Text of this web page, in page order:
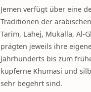
Jemen verfügt über eine
Traditionen der
Tarim, Lahej, Mukalla, Al-
prägten jeweils ihre
Jahrhunderts bis zum
kupferne Khumasi und
sehr begehrt sind.